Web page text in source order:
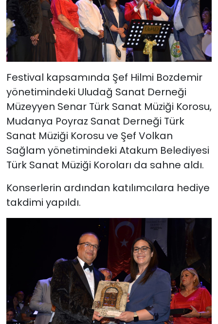
Festival kapsamında Şef Hilmi Bozdemir
yönetimindeki Uludağ Sanat Derneği
Müzeyyen Senar Türk Sanat Müziği Korosu,
Mudanya Poyraz Sanat Derneği Türk
Sanat Müziği Korosu ve Şef Volkan
Sağlam yönetimindeki Atakum Belediyesi
Türk Sanat Müziği Koroları da sahne aldı.
Konserlerin ardından katılımcılara hediye
takdimi yapıldı.